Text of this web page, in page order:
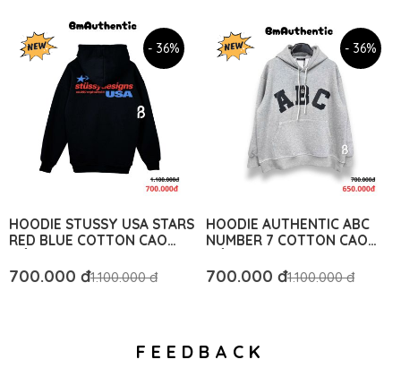
- 36%
HOODIE STUSSY USA STARS
RED BLUE COTTON CAO
BM AUTHENTIC
700.000 đ1.100.000 đ
- 36%
HOODIE AUTHENTIC ABC
NUMBER 7 COTTON CAO
AUTHENTIC
700.000 đ1.100.000 đ
FEEDBACK